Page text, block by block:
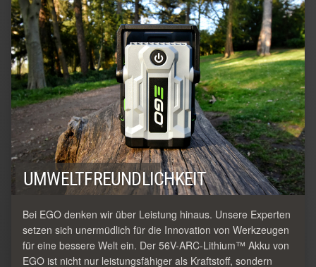
UMWELTFREUNDLICHKEIT
Bei EGO denken wir über Leistung hinaus. Unsere Experten
setzen sich unermüdlich für die Innovation von Werkzeugen
für eine bessere Welt ein. Der 56V-ARC-Lithium™ Akku von
EGO ist nicht nur leistungsfähiger als Kraftstoff, sondern